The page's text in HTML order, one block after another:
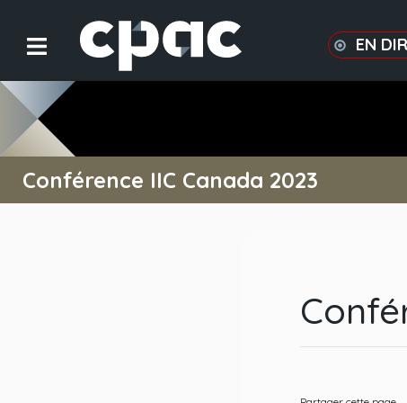
EN
Conférence IIC Canada 2023